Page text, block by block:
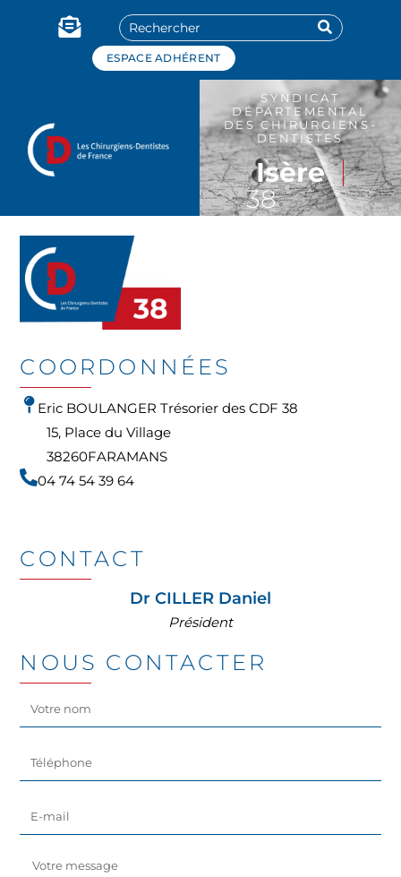
ESPACE ADHÉRENT
SYNDICAT
DÉPARTEMENTAL
DES CHIRURGIENS-
DENTISTES
Isère
38
COORDONNÉES
Eric BOULANGER Trésorier des CDF 38
15, Place du Village
38260FARAMANS
04 74 54 39 64
CONTACT
Dr CILLER Daniel
Président
NOUS CONTACTER
Panneau de gestion des cookies